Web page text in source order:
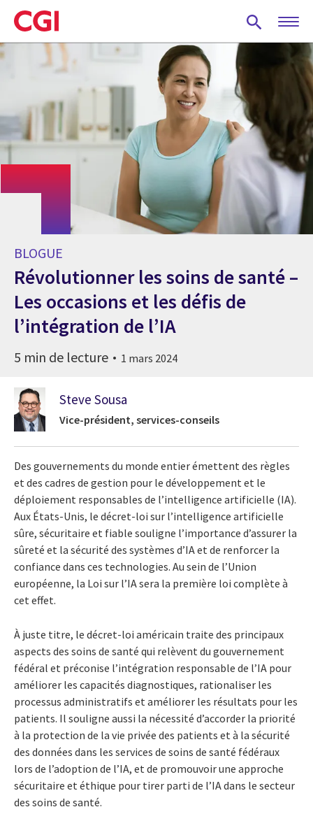
Skip
to
main
BLOGUE
Révolutionner les soins de santé –
Les occasions et les défis de
l’intégration de l’IA
5 min de lecture 1 mars 2024
Steve Sousa
Vice-président, services-conseils
Des gouvernements du monde entier émettent des règles
et des cadres de gestion pour le développement et le
déploiement responsables de l’intelligence artificielle (IA).
Aux États-Unis, le décret-loi sur l’intelligence artificielle
sûre, sécuritaire et fiable souligne l’importance d’assurer la
sûreté et la sécurité des systèmes d’IA et de renforcer la
confiance dans ces technologies. Au sein de l’Union
européenne, la Loi sur l’IA sera la première loi complète à
cet effet.
À juste titre, le décret-loi américain traite des principaux
aspects des soins de santé qui relèvent du gouvernement
fédéral et préconise l’intégration responsable de l’IA pour
améliorer les capacités diagnostiques, rationaliser les
processus administratifs et améliorer les résultats pour les
patients. Il souligne aussi la nécessité d’accorder la priorité
à la protection de la vie privée des patients et à la sécurité
des données dans les services de soins de santé fédéraux
lors de l’adoption de l’IA, et de promouvoir une approche
sécuritaire et éthique pour tirer parti de l’IA dans le secteur
des soins de santé.